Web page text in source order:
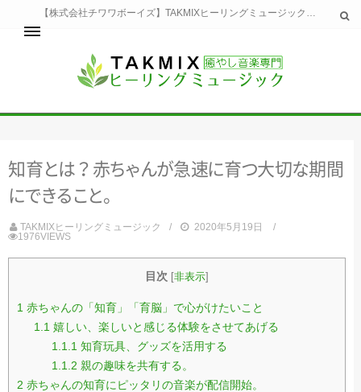
【株式会社チワワボーイズ】TAKMIXヒーリングミュージックへようこそ。TAKMIXヒーリングミュージックは貴方に特別な癒やしの時間をご提供致します。
ホーム
睡眠
自然
お問い合わせ
運営会社
知育とは ？ 赤ちゃんが急速に育つ大切な期 間
にできる こ と。
TAKMIXヒーリングミュージック
2020年5月19日
1976VIEWS
目次 [非表示]
1 赤ちゃんの「知育」「育脳」で心がけたいこと
1.1 嬉しい、楽しいと感じる体験をさせてあげる
1.1.1 知育玩具、グッズを活用する
1.1.2 親の趣味を共有する。
2 赤ちゃんの知育にピッタリの音楽が配信開始。